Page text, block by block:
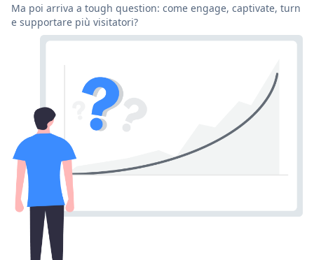
Ma poi arriva a tough question: come engage, captivate, turn
e supportare più visitatori?